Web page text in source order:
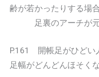
齢が若かったりする場合
足裏のアーチが元
P.161 開帳足がひどい
足幅がどんどんほそく